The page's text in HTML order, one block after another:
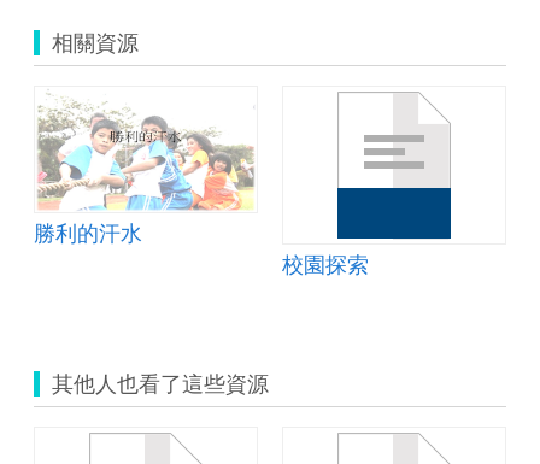
相關資源
勝利的汗水
校園探索
其他人也看了這些資源